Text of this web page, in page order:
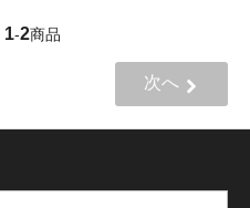
1-2商品
次へ